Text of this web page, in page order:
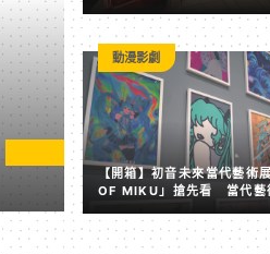
賣點全失！《塵白
後玩家大量流失
【開箱】初音未來當代藝術
OF MIKU」搶先看 當代藝
擬歌姬激盪出的全新火花
動漫影劇